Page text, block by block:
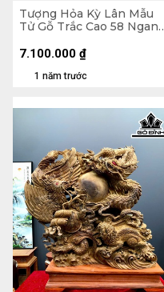
Tượng Hỏa Kỳ Lân Mẫu
Tử Gỗ Trắc Cao 58 Ngang
1 năm trước
7.100.000 ₫